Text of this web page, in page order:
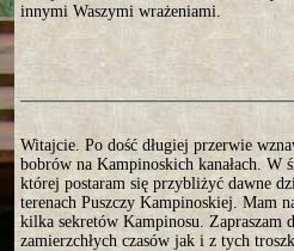
innymi Waszymi wrażeniami.
Witajcie. Po dość długiej przerwie
bobrów na Kampinoskich kanałach. W
której postaram się przybliżyć dawne
terenach Puszczy Kampinoskiej. Mam
kilka sekretów Kampinosu. Zapraszam
zamierzchłych czasów jak i z tych